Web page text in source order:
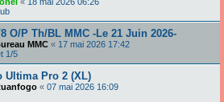
O/P Th/BL MMC -Le 21 Juin 2026-
MMC « 17 mai 2026 17:42
1/5
Ultima Pro 2 (XL)
« 07 mai 2026 16:09